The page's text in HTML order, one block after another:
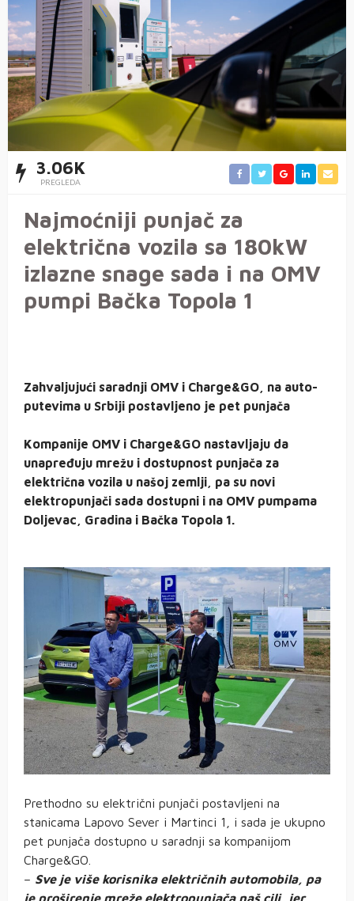
3.06K
PREGLEDA
Najmoćniji punjač za
električna vozila sa 180kW
izlazne snage sada i na OMV
pumpi Bačka Topola 1
Zahvaljujući saradnji OMV i Charge&GO, na auto-
putevima u Srbiji postavljeno je pet punjača
Kompanije OMV i Charge&GO nastavljaju da
unapređuju mrežu i dostupnost punjača za
električna vozila u našoj zemlji, pa su novi
elektropunjači sada dostupni i na OMV pumpama
Doljevac, Gradina i Bačka Topola 1.
Prethodno su električni punjači postavljeni na
stanicama Lapovo Sever i Martinci 1, i sada je ukupno
pet punjača dostupno u saradnji sa kompanijom
Charge&GO.
– Sve je više korisnika električnih automobila, pa
je proširenje mreže elektropunjača naš cilj, jer